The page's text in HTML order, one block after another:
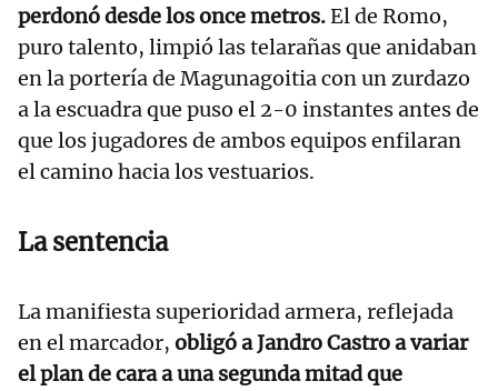
perdonó desde los once metros.El de Romo,
puro talento, limpió las telarañas que anidaban
en la portería de Magunagoitia con un zurdazo
a la escuadra que puso el 2-0 instantes antes de
que los jugadores de ambos equipos enfilaran
el camino hacia los vestuarios.
La sentencia
La manifiesta superioridad armera, reflejada
en el marcador, obligó a Jandro Castro a variar
el plan de cara a una segunda mitad que